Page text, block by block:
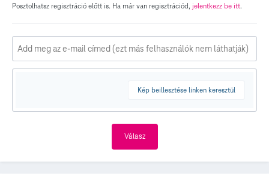
Posztolhatsz regisztráció előtt is. Ha már van regisztrációd, jelentkezz be itt.
Kép beillesztése linken keresztül
Válasz